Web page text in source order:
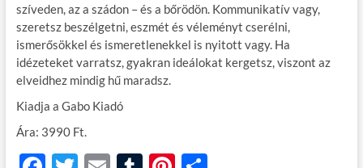
szíveden, az a szádon – és a bőrödön. Kommunikatív vagy,
szeretsz beszélgetni, eszmét és véleményt cserélni,
ismerősökkel és ismeretlenekkel is nyitott vagy. Ha
idézeteket varratsz, gyakran ideálokat kergetsz, viszont az
elveidhez mindig hű maradsz.
Kiadja a Gabo Kiadó
Ára: 3990 Ft.